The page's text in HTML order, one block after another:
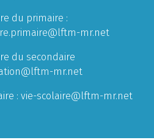
du primaire :
mr.net
du secondaire
mr.net
: vie-scolaire@lftm-mr.net